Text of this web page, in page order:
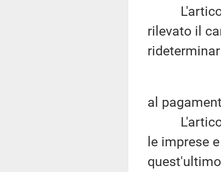
L'articolo
rilevato il
al
L'articolo
le imprese